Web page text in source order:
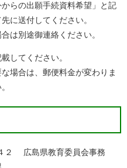
らの出願手続資料希望」と記
に送付してください。
は別途御連絡ください。
してください。
場合は、郵便料金が変わりま
２ 広島県教育委員会事務